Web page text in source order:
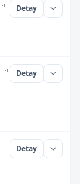
Detay
Detay
Detay